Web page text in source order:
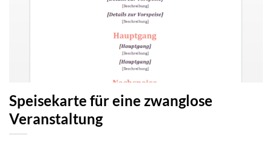
Speisekarte für eine zwanglose
Veranstaltung